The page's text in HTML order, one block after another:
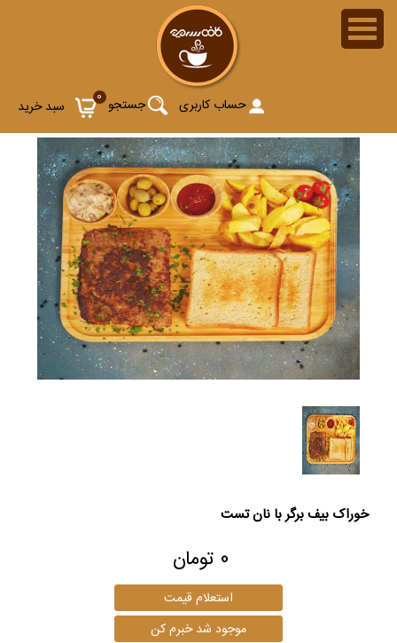
0 سبد خرید جستجو حساب کاربری
خوراک بیف برگر با نان تست
0 تومان